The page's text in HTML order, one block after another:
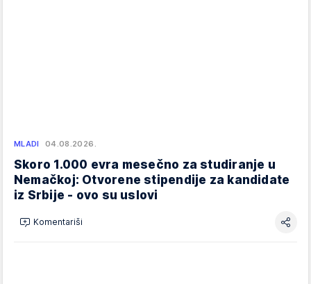
MLADI 04.08.2026.
Skoro 1.000 evra mesečno za studiranje u
Nemačkoj: Otvorene stipendije za kandidate
iz Srbije - ovo su uslovi
Komentariši